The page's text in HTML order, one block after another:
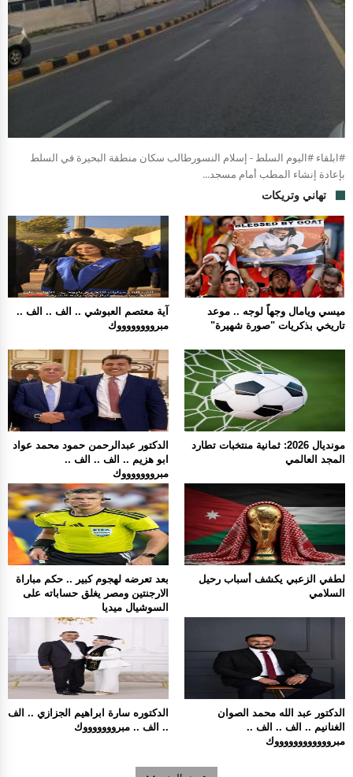
#ابلقاء #اليوم السلط - إسلام النسورطالب سكان منطقة البحيرة في السلط
بإعادة إنشاء المطب أمام مسجد...
تهاني وتريكات
آية معتصم العبوشي .. الف .. الف ..
مبرووووووووك
ميسي ويامال وجهاً لوجه .. موعد
تاريخي بذكريات "صورة شهيرة"
الدكتور عبدالرحمن حمود محمد عواد
ابو هزيم .. الف .. الف ..
مبروووووووك
مونديال 2026: ثمانية منتخبات تطارد
المجد العالمي
بعد تعرضه لهجوم كبير .. حكم مباراة
الارجنتين ومصر يغلق حساباته على
السوشيال ميديا
لطفي الزعبي يكشف أسباب رحيل
السلامي
الدكتوره سارة ابراهيم الجزازي .. الف
.. الف .. مبروووووووك
الدكتور عبد الله محمد الصوان
الغنانيم .. الف .. الف ..
مبرووووووووووووك